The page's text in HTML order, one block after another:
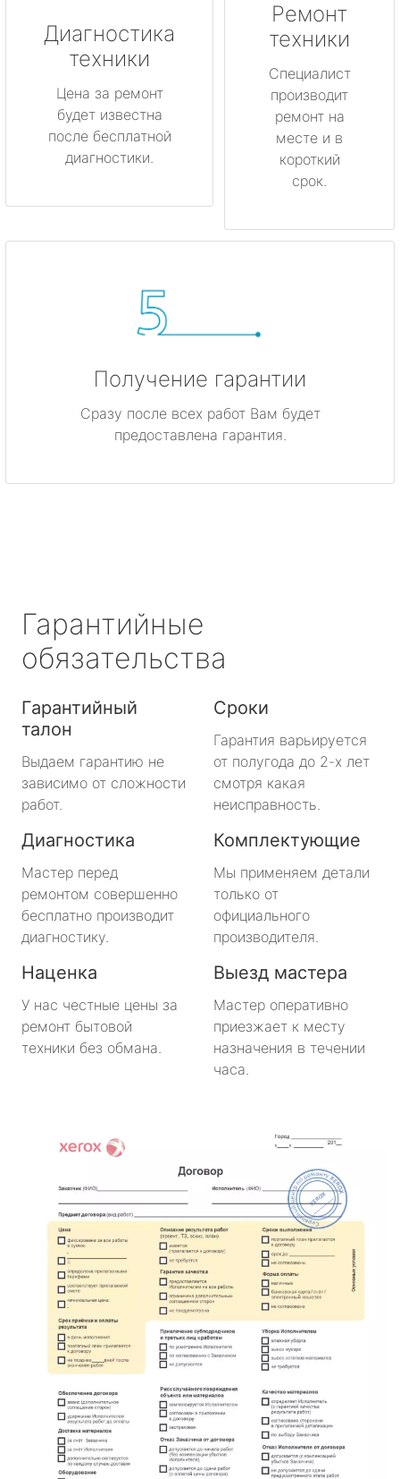
Диагностика
техники
Цена за ремонт
будет известна
после бесплатной
диагностики.
Ремонт
техники
Специалист
производит
ремонт на
месте и в
короткий
срок.
Получение гарантии
Сразу после всех работ Вам будет
предоставлена гарантия.
Гарантийные
обязательства
Гарантийный
талон
Выдаем гарантию не
зависимо от сложности
работ.
Сроки
Гарантия варьируется
от полугода до 2-х лет
смотря какая
неисправность.
Диагностика
Мастер перед
ремонтом совершенно
бесплатно производит
диагностику.
Комплектующие
Мы применяем детали
только от
официального
производителя.
Наценка
У нас честные цены за
ремонт бытовой
техники без обмана.
Выезд мастера
Мастер оперативно
приезжает к месту
назначения в течении
часа.